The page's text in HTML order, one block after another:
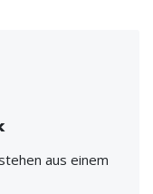
aus einem